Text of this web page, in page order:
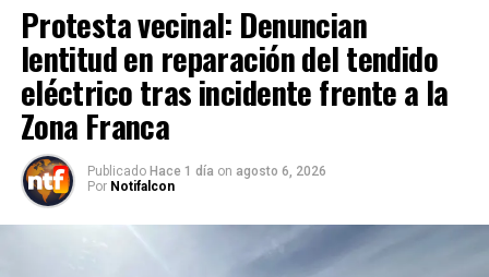
Protesta vecinal: Denuncian
lentitud en reparación del tendido
eléctrico tras incidente frente a la
Zona Franca
Publicado Hace 1 día on agosto 6, 2026
Por Notifalcon